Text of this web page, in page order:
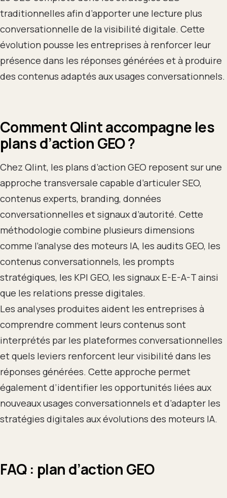
traditionnelles afin d’apporter une lecture plus
conversationnelle de la visibilité digitale. Cette
évolution pousse les entreprises à renforcer leur
présence dans les réponses générées et à produire
des contenus adaptés aux usages conversationnels.
Comment Qlint accompagne les
plans d’action GEO ?
Chez Qlint, les plans d’action GEO reposent sur une
approche transversale capable d’articuler SEO,
contenus experts, branding, données
conversationnelles et signaux d’autorité. Cette
méthodologie combine plusieurs dimensions
comme l’analyse des moteurs IA, les audits GEO, les
contenus conversationnels, les prompts
stratégiques, les KPI GEO, les signaux E-E-A-T ainsi
que les relations presse digitales.
Les analyses produites aident les entreprises à
comprendre comment leurs contenus sont
interprétés par les plateformes conversationnelles
et quels leviers renforcent leur visibilité dans les
réponses générées. Cette approche permet
également d’identifier les opportunités liées aux
nouveaux usages conversationnels et d’adapter les
stratégies digitales aux évolutions des moteurs IA.
FAQ : plan d’action GEO